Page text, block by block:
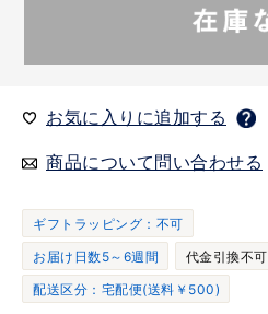
お気に入りに追加する
商品について問い合わせる
ギフトラッピング：不可
お届け日数5～6週間
代金引換不可
配送区分：宅配便(送料￥500)